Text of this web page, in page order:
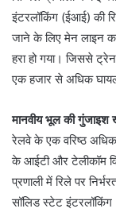
इंटरलॉकिंग (ईआई) की
जाने के लिए मेन लाइन
हरा हो गया। जिससे
एक हजार से अधिक
मानवीय भूल की गुंजाइश
रेलवे के एक वरिष्ठ
के आईटी और टेलीकॉम
प्रणाली में रिले पर
सॉलिड स्टेट